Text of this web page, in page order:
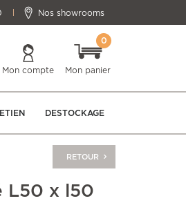
Nos showrooms
Mon compte Mon panier
0
DESTOCKAGE
RETOUR
L50 x l50